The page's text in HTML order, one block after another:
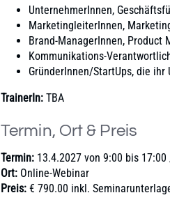
UnternehmerInnen,
MarketingleiterInnen,
Brand-ManagerInnen, Product
Kommunikations-
GründerInnen/StartUps, die
TrainerIn: TBA
Termin, Ort & Preis
Termin: 13.4.2027 von 9:00 bis
Ort: Online-Webinar
Preis: € 790.00 inkl.